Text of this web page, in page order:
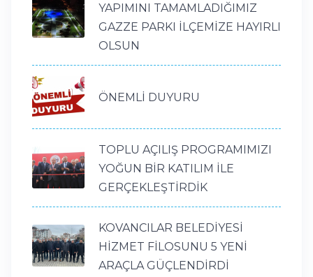
YAPIMINI TAMAMLADIĞIMIZ
GAZZE PARKI İLÇEMİZE HAYIRLI
OLSUN
ÖNEMLİ DUYURU
TOPLU AÇILIŞ PROGRAMIMIZI
YOĞUN BİR KATILIM İLE
GERÇEKLEŞTİRDİK
KOVANCILAR BELEDİYESİ
HİZMET FİLOSUNU 5 YENİ
ARAÇLA GÜÇLENDİRDİ